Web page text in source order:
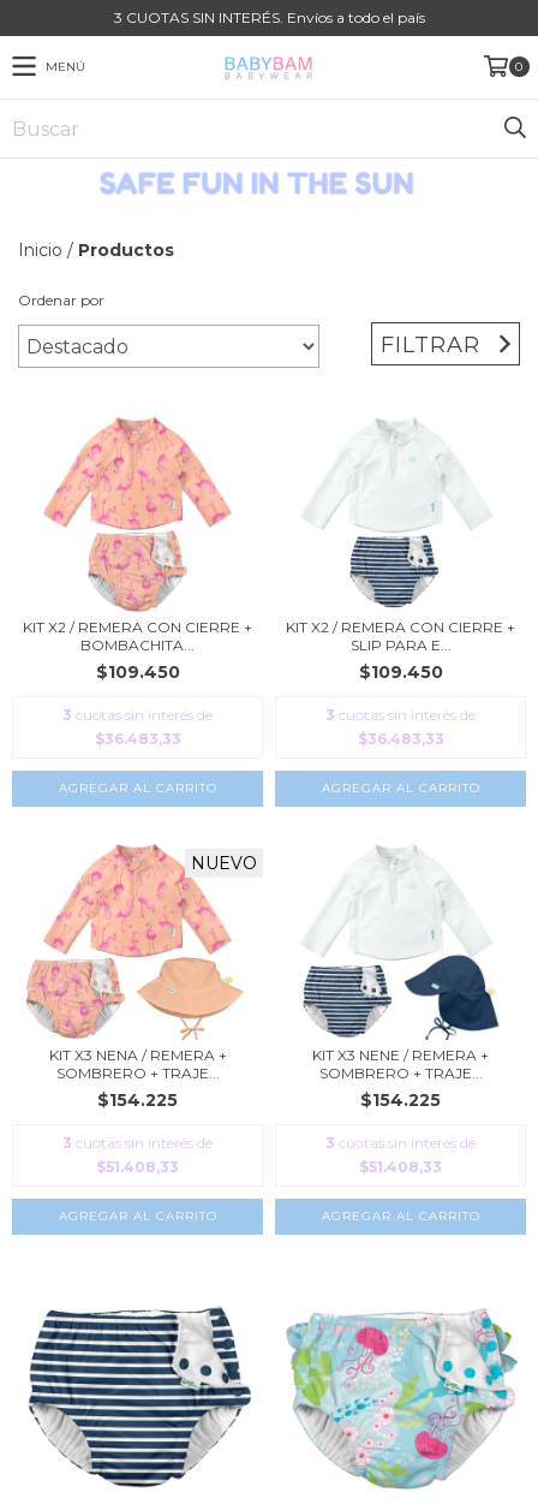
3 CUOTAS SIN INTERÉS. Envíos a todo el país
MENÚ 0
Inicio / Productos
Ordenar por
FILTRAR
KIT X2 / REMERA CON CIERRE +
BOMBACHITA...
$109.450
3 cuotas sin interés de
$36.483,33
AGREGAR AL CARRITO
KIT X2 / REMERA CON CIERRE +
SLIP PARA E...
$109.450
3 cuotas sin interés de
$36.483,33
AGREGAR AL CARRITO
NUEVO
KIT X3 NENA / REMERA +
SOMBRERO + TRAJE...
$154.225
3 cuotas sin interés de
$51.408,33
AGREGAR AL CARRITO
KIT X3 NENE / REMERA +
SOMBRERO + TRAJE...
$154.225
3 cuotas sin interés de
$51.408,33
AGREGAR AL CARRITO